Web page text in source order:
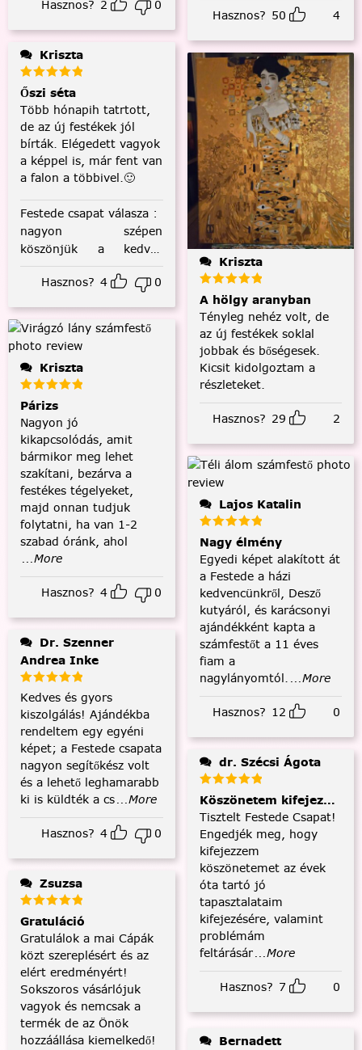
Hasznos? 2 0
Kriszta
Őszi séta
Több hónapih tatrtott,
de az új festékek jól
bírták. Elégedett vagyok
a képpel is, már fent van
a falon a többivel.🙂
Festede csapat válasza :
nagyon szépen
köszönjük a kedves
visszajelzést! :)
Hasznos? 4 0
Kriszta
Párizs
Nagyon jó
kikapcsolódás, amit
bármikor meg lehet
szakítani, bezárva a
festékes tégelyeket,
majd onnan tudjuk
folytatni, ha van 1-2
szabad óránk, ahol
...More
Hasznos? 4 0
Andrea Inke
Kedves és gyors
kiszolgálás! Ajándékba
rendeltem egy egyéni
képet; a Festede csapata
nagyon segítőkész volt
és a lehető leghamarabb
ki is küldték a cs...More
Hasznos? 4 0
Zsuzsa
Gratuláció
Gratulálok a mai Cápák
közt szereplésért és az
elért eredményért!
Sokszoros vásárlójuk
vagyok és nemcsak a
termék de az Önök
hozzáállása kiemelkedő!
Hasznos? 50 4
Kriszta
A hölgy aranyban
Tényleg nehéz volt, de
az új festékek soklal
jobbak és bőségesek.
Kicsit kidolgoztam a
részleteket.
Hasznos? 29 2
Lajos Katalin
Nagy élmény
Egyedi képet alakított át
a Festede a házi
kedvencünkről, Desző
kutyáról, és karácsonyi
ajándékként kapta a
számfestőt a 11 éves
fiam a
nagylányomtól. ...More
Hasznos? 12 0
dr. Szécsi Ágota
Köszönetem kifejezése
Tisztelt Festede Csapat!
Engedjék meg, hogy
kifejezzem
köszönetemet az évek
óta tartó jó
tapasztalataim
kifejezésére, valamint
problémám
feltárásár...More
Hasznos? 7 0
Bernadett